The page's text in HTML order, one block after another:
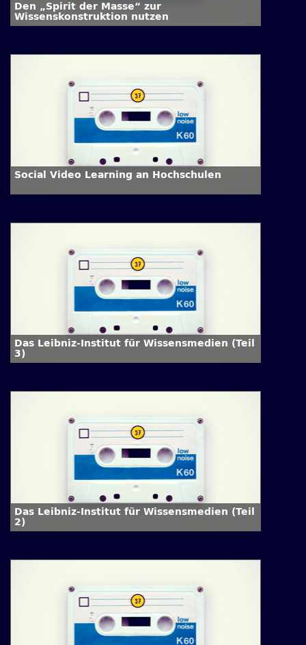
Den „Spirit der Masse“ zur
Wissenskonstruktion nutzen
Social Video Learning an Hochschulen
Das Leibniz-Institut für Wissensmedien (Teil
3)
Das Leibniz-Institut für Wissensmedien (Teil
2)